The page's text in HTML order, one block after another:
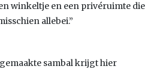
winkeltje en een privéruimte die
allebei.”
sambal krijgt hier